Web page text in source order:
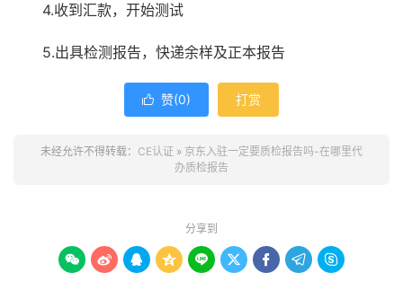
4.收到汇款，开始测试
5.出具检测报告，快递余样及正本报告
 赞(0) 打赏
未经允许不得转载： CE认证 » 京东入驻一定要质检报告吗-在哪里代
办质检报告
分享到
        